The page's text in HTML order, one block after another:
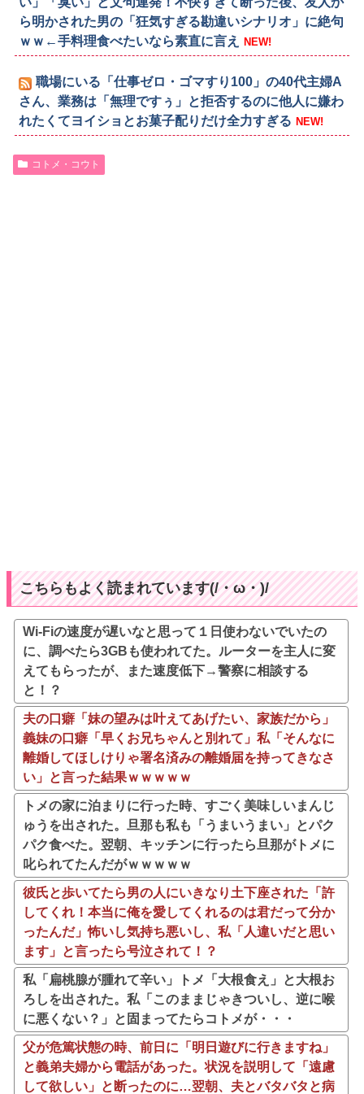
ら明かされた男の「狂気すぎる勘違いシナリオ」に絶句
ｗｗ←手料理食べたいなら素直に言え
NEW!
職場にいる「仕事ゼロ・ゴマすり100」の40代主婦A
さん、業務は「無理ですぅ」と拒否するのに他人に嫌わ
れたくてヨイショとお菓子配りだけ全力すぎる NEW!
コトメ・コウト
こちらもよく読まれています(/・ω・)/
Wi-Fiの速度が遅いなと思って１日使わないでいたの
に、調べたら3GBも使われてた。ルーターを主人に変
えてもらったが、また速度低下→警察に相談する
と！？
夫の口癖「妹の望みは叶えてあげたい、家族だから」
義妹の口癖「早くお兄ちゃんと別れて」私「そんなに
離婚してほしけりゃ署名済みの離婚届を持ってきなさ
い」と言った結果ｗｗｗｗｗ
トメの家に泊まりに行った時、すごく美味しいまんじ
ゅうを出された。旦那も私も「うまいうまい」とパク
パク食べた。翌朝、キッチンに行ったら旦那がトメに
叱られてたんだがｗｗｗｗｗ
彼氏と歩いてたら男の人にいきなり土下座された「許
してくれ！本当に俺を愛してくれるのは君だって分か
ったんだ」怖いし気持ち悪いし、私「人違いだと思い
ます」と言ったら号泣されて！？
私「扁桃腺が腫れて辛い」トメ「大根食え」と大根お
ろしを出された。私「このままじゃきついし、逆に喉
に悪くない？」と固まってたらコトメが・・・
父が危篤状態の時、前日に「明日遊びに行きますね」
と義弟夫婦から電話があった。状況を説明して「遠慮
して欲しい」と断ったのに…翌朝、夫とバタバタと病